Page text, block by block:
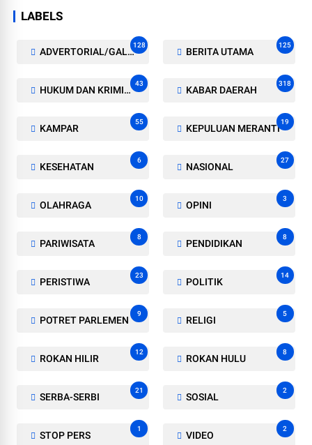
LABELS
ADVERTORIAL/GALERI
128
BERITA UTAMA
125
HUKUM DAN KRIMINAL
43
KABAR DAERAH
318
KAMPAR
55
KEPULUAN MERANTI
19
KESEHATAN
6
NASIONAL
27
OLAHRAGA
10
OPINI
3
PARIWISATA
8
PENDIDIKAN
8
PERISTIWA
23
POLITIK
14
POTRET PARLEMEN
9
RELIGI
5
ROKAN HILIR
12
ROKAN HULU
8
SERBA-SERBI
21
SOSIAL
2
STOP PERS
1
VIDEO
2